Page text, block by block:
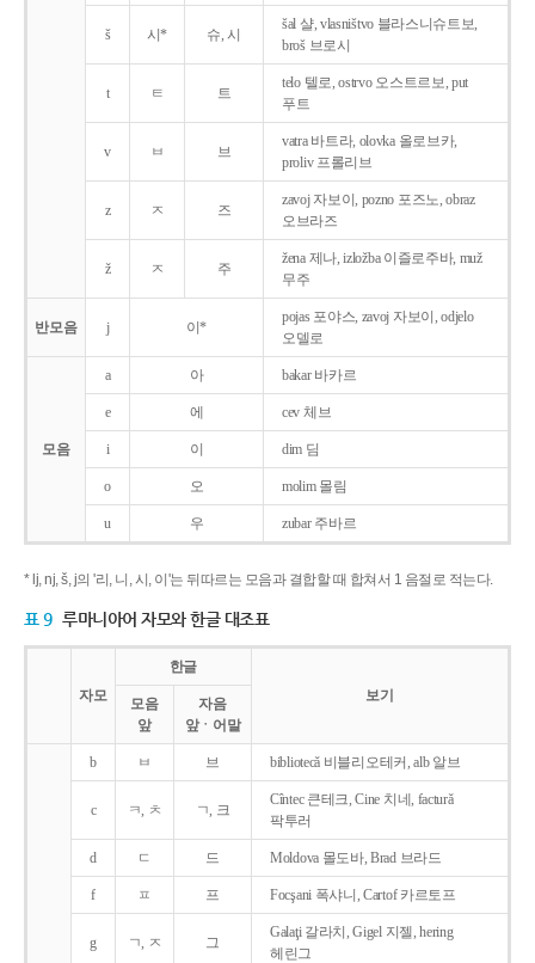
š 시* 슈, 시
šal 샬, vlasništvo 블라스니슈트보,
broš 브로시
t ㅌ 트
telo 텔로, ostrvo 오스트르보, put
푸트
v ㅂ 브
vatra 바트라, olovka 올로브카,
proliv 프롤리브
z ㅈ 즈
zavoj 자보이, pozno 포즈노, obraz
오브라즈
ž ㅈ 주
žena 제나, izložba 이즐로주바, muž
무주
반모음 j 이*
pojas 포야스, zavoj 자보이, odjelo
오델로
모음
a 아 bakar 바카르
e 에 cev 체브
i 이 dim 딤
o 오 molim 몰림
u 우 zubar 주바르
* lj, nj, š, j의 '리, 니, 시, 이'는 뒤따르는 모음과 결합할 때 합쳐서 1 음절로 적는다.
표 9 루마니아어 자모와 한글 대조표
자모
한글
보기
모음
앞
자음
앞ㆍ어말
b ㅂ 브 bibliotecǎ 비블리오테커, alb 알브
c ㅋ, ㅊ ㄱ, 크
Cîntec 큰테크, Cine 치네, facturǎ
팍투러
d ㄷ 드 Moldova 몰도바, Brad 브라드
f ㅍ 프 Focşani 폭샤니, Cartof 카르토프
g ㄱ, ㅈ 그
Galaţi 갈라치, Gigel 지젤, hering
헤린그